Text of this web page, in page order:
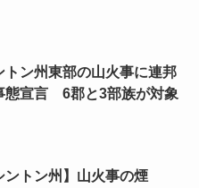
トン州東部の山火事に連邦
態宣言 6郡と3部族が対象
ントン州】山火事の煙